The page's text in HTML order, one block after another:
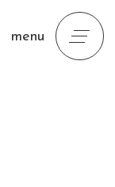
menu